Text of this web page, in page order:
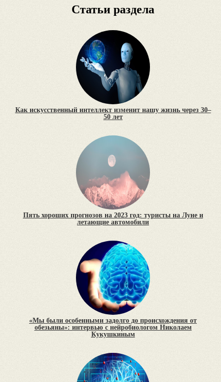
Статьи раздела
Как искусственный интеллект изменит нашу жизнь через 30–
50 лет
Пять хороших прогнозов на 2023 год: туристы на Луне и
летающие автомобили
«Мы были особенными задолго до происхождения от
обезьяны»: интервью с нейробиологом Николаем
Кукушкиным